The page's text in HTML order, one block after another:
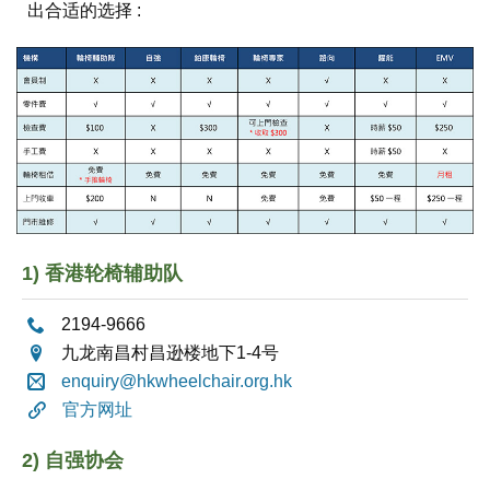
出合适的选择 :
1) 香港轮椅辅助队
2194-9666
九龙南昌村昌逊楼地下1-4号
enquiry@hkwheelchair.org.hk
官方网址
2) 自强协会